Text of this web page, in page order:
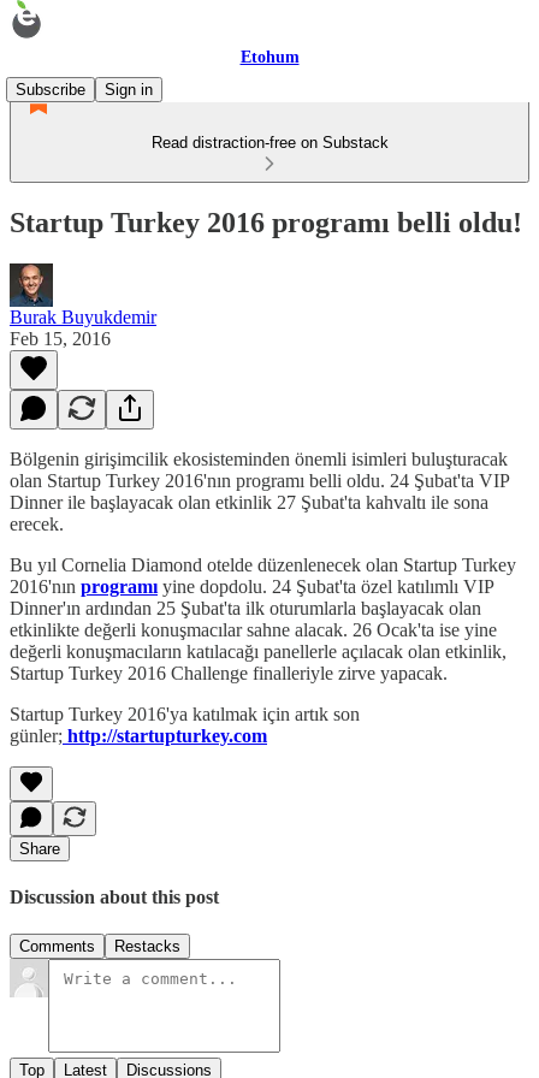
Etohum
Subscribe
Sign in
Read distraction-free on Substack
Startup Turkey 2016 programı belli oldu!
Burak Buyukdemir
Feb 15, 2016
Bölgenin girişimcilik ekosisteminden önemli isimleri buluşturacak
olan Startup Turkey 2016'nın programı belli oldu. 24 Şubat'ta VIP
Dinner ile başlayacak olan etkinlik 27 Şubat'ta kahvaltı ile sona
erecek.
Bu yıl Cornelia Diamond otelde düzenlenecek olan Startup Turkey
2016'nın programı yine dopdolu. 24 Şubat'ta özel katılımlı VIP
Dinner'ın ardından 25 Şubat'ta ilk oturumlarla başlayacak olan
etkinlikte değerli konuşmacılar sahne alacak. 26 Ocak'ta ise yine
değerli konuşmacıların katılacağı panellerle açılacak olan etkinlik,
Startup Turkey 2016 Challenge finalleriyle zirve yapacak.
Startup Turkey 2016'ya katılmak için artık son
günler; http://startupturkey.com
Share
Discussion about this post
Comments Restacks
Top Latest Discussions